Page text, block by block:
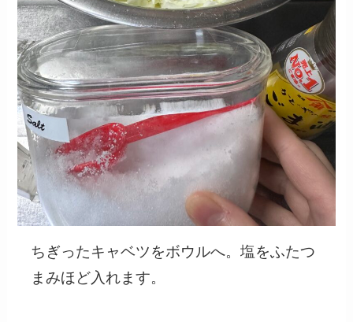
ちぎったキャベツをボウルへ。塩をふたつ
まみほど入れます。